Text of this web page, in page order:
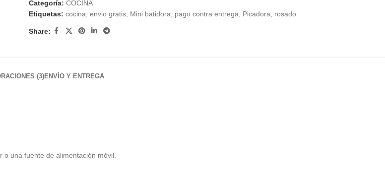
Categoría: COCINA
Etiquetas: cocina, envio gratis, Mini batidora, pago contra entrega, Picadora, rosado
Share:
(3)ENVÍO Y ENTREGA
o una fuente de alimentación móvil.